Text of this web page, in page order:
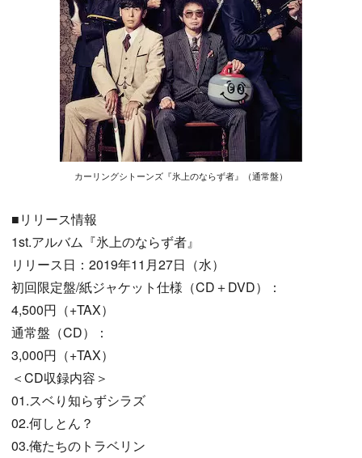
カーリングシトーンズ『氷上のならず者』（通常盤）
■リリース情報
1st.アルバム『氷上のならず者』
リリース日：2019年11月27日（水）
初回限定盤/紙ジャケット仕様（CD＋DVD）：
4,500円（+TAX）
通常盤（CD）：
3,000円（+TAX）
＜CD収録内容＞
01.スベり知らずシラズ
02.何しとん？
03.俺たちのトラベリン